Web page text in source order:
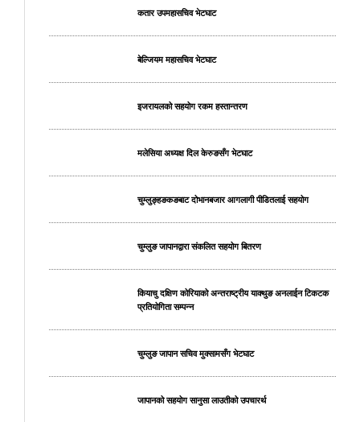
कतार उपमहासचिव भेटघाट
बेल्जियम महासचिव भेटघाट
इजरायलको सहयोग रकम हस्तान्तरण
मलेसिया अध्यक्ष दिल केरुङसँग भेटघाट
चुम्लुङ्हङकङबाट दोभानबजार आगलागी पीडितलाई सहयोग
चुम्लुङ जापानद्वारा संकलित सहयोग बितरण
कियाचु दक्षिण कोरियाको अन्तराष्ट्रीय याक्थुङ अनलाईन टिकटक
प्रतियोगिता सम्पन्न
चुम्लुङ जापान सचिव मुक्सामसँग भेटघाट
जापानको सहयोग सानुसा लाउतीको उपचारर्थ